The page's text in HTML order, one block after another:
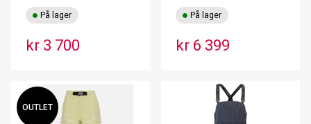
kr 3 700
På lager
kr 6 399
På lager
OUTLET